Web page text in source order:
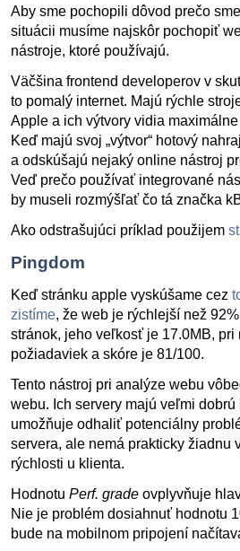
Aby sme pochopili dôvod prečo
situácii musíme najskôr pochopiť
nástroje, ktoré používajú.
Väčšina frontend developerov v
to pomalý internet. Majú rýchle
Apple a ich výtvory vidia
Keď majú svoj „výtvor“ hotový
a odskúšajú nejaký online nástroj
Veď prečo používať integrované
by museli rozmýšľať čo tá značka
Ako odstrašujúci príklad použijem
Pingdom
Keď stránku apple vyskúšame cez
zistíme, že web je rýchlejší než
stránok, jeho veľkosť je 17.0MB, pri
požiadaviek a skóre je 81/100.
Tento nástroj pri analýze webu
webu. Ich servery majú veľmi dobrú
umožňuje odhaliť potenciálny
servera, ale nemá prakticky žiadnu
rýchlosti u klienta.
Hodnotu Perf. grade ovplyvňuje
Nie je problém dosiahnuť hodnotu
bude na mobilnom pripojení